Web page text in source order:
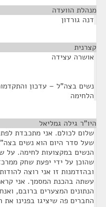
מנהלת הוועדה
דנה גורדון
קצרנית
אושרה עצידה
נשים בצה"ל – עדכון
הלחימה
היו"ר גילה גמליאל
שלום לכולם. אני מתכבדת
שעל סדר היום הוא נשים
הנשים במקצועות לחימה. על
שהוכן על ידי יפעת שחק
ובהזדמנות זו אני רוצה
עשתה בהכנת המסמך. אני
הנתונים המצערים ברובם,
החברים פה שיציגו בפנינו את